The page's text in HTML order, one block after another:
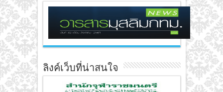
ลิงค์เว็บที่น่าสนใจ